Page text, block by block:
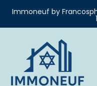
Immoneuf by